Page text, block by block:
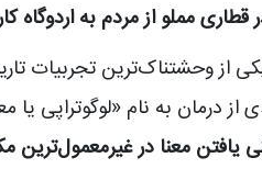
مملو از مردم به اردوگاه
از وحشتناک‌ترین تجربیات
درمان به نام «لوگوتراپی یا
معنا در غیرمعمول‌ترین